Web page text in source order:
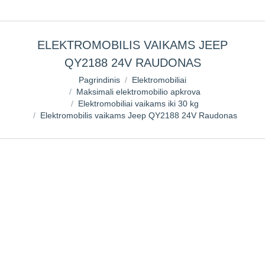
ELEKTROMOBILIS VAIKAMS JEEP
QY2188 24V RAUDONAS
Pagrindinis
Elektromobiliai
Maksimali elektromobilio apkrova
Elektromobiliai vaikams iki 30 kg
Elektromobilis vaikams Jeep QY2188 24V Raudonas